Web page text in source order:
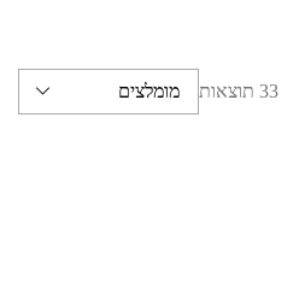
33 תוצאות מומלצים